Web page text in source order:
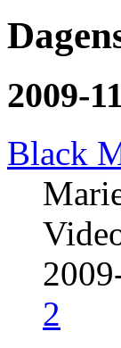
2009-
Black
2